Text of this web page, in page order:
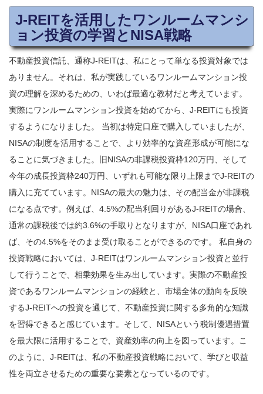
J-REITを活用したワンルームマンシ
ョン投資の学習とNISA戦略
不動産投資信託、通称J-REITは、私にとって単なる投資対象では
ありません。それは、私が実践しているワンルームマンション投
資の理解を深めるための、いわば最適な教材だと考えています。
実際にワンルームマンション投資を始めてから、J-REITにも投資
するようになりました。 当初は特定口座で購入していましたが、
NISAの制度を活用することで、より効率的な資産形成が可能にな
ることに気づきました。旧NISAの非課税投資枠120万円、そして
今年の成長投資枠240万円、いずれも可能な限り上限までJ-REITの
購入に充てています。NISAの最大の魅力は、その配当金が非課税
になる点です。例えば、4.5%の配当利回りがあるJ-REITの場合、
通常の課税後では約3.6%の手取りとなりますが、NISA口座であれ
ば、その4.5%をそのまま受け取ることができるのです。 私自身の
投資戦略においては、J-REITはワンルームマンション投資と並行
して行うことで、相乗効果を生み出しています。実際の不動産投
資であるワンルームマンションの経験と、市場全体の動向を反映
するJ-REITへの投資を通じて、不動産投資に関する多角的な知識
を習得できると感じています。そして、NISAという税制優遇措置
を最大限に活用することで、資産効率の向上を図っています。こ
のように、J-REITは、私の不動産投資戦略において、学びと収益
性を両立させるための重要な要素となっているのです。